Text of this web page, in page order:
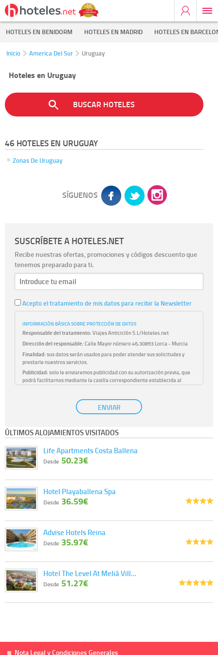
HOTELES EN BENIDORM HOTELES EN MADRID HOTELES EN
Inicio America Del Sur Uruguay
Hoteles en Uruguay
BUSCAR HOTELES
46 HOTELES EN URUGUAY
Zonas De Uruguay
SÍGUENOS
SUSCRÍBETE A HOTELES.NET
Recibe nuestras ofertas, promociones y códigos descuento que
tenemos preparado para ti.
Acepto el tratamiento de mis datos para recibir la Newsletter
INFORMACIÓN BÁSICA SOBRE PROTECCIÓN DE DATOS
Responsable del tratamiento:Viajes Anticiclón S.L/Hoteles.net
Dirección del responsable:Calle Mayor número 46,30893 Lorca - Murcia
Finalidad:sus datos serán usados para poder atender sus solicitudes y
prestarle nuestros servicios.
Publicidad:solo le enviaremos publicidad con su autorización previa, que
podrá facilitarnos mediante la casilla correspondiente establecida al
únicamente trataremos sus datos con su consentimiento
previo, que podrá facilitarnos mediante la casilla correspondiente
que esté debidamente autorizado podrá tener conocimiento de la
información que le pedimos. No se comunicarán datos a terceros.
Derechos:
tiene derecho a saber qué información tenemos sobre usted,
corregirla y eliminarla, tal y como se explica en la información adicional
disponible en nuestra página web.
ENVIAR
ÚLTIMOS ALOJAMIENTOS VISITADOS
Life Apartments Costa Ballena
Desde 50.23€
Hotel Playaballena Spa
Desde 36.59€
Advise Hotels Reina
Desde 35.97€
Hotel The Level At Meliá Vill…
Desde 51.27€
Nota Legal y Condiciones Generales